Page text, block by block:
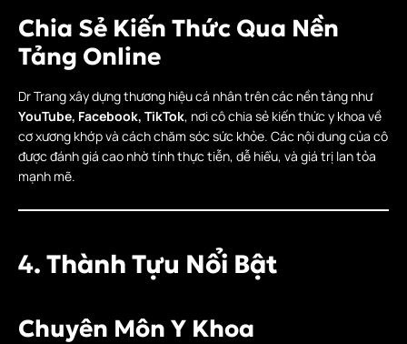
Chia Sẻ Kiến Thức Qua Nền
Tảng Online
Dr Trang xây dựng thương hiệu cá nhân trên các nền tảng như
YouTube, Facebook, TikTok, nơi cô chia sẻ kiến thức y khoa về
cơ xương khớp và cách chăm sóc sức khỏe. Các nội dung của cô
được đánh giá cao nhờ tính thực tiễn, dễ hiểu, và giá trị lan tỏa
mạnh mẽ.
4. Thành Tựu Nổi Bật
Chuyên Môn Y Khoa